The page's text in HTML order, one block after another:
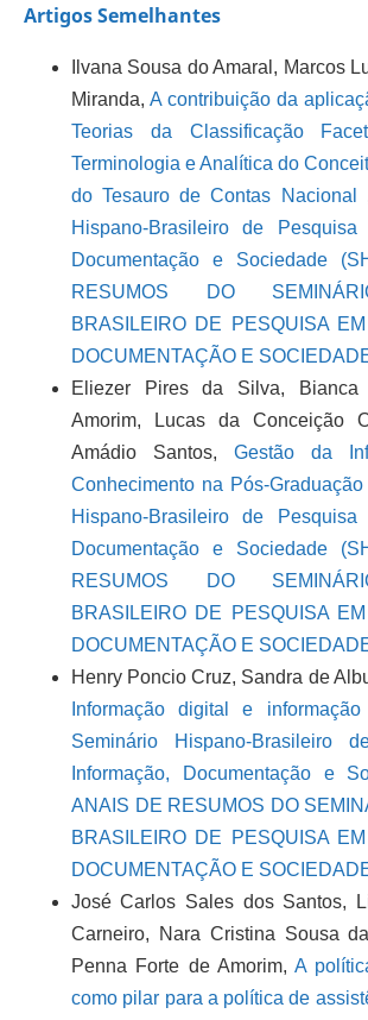
Artigos Semelhantes
Ilvana Sousa do Amaral, Marcos
Miranda, A contribuição da
Teorias da Classificação
Terminologia e Analítica do
do Tesauro de Contas Nacional
Hispano-Brasileiro de Pesquisa
Documentação e Sociedade
RESUMOS DO
BRASILEIRO DE PESQUISA
DOCUMENTAÇÃO E
Eliezer Pires da Silva, Bianca
Amorim, Lucas da Conceição
Amádio Santos, Gestão da
Conhecimento na Pós-Graduação
Hispano-Brasileiro de Pesquisa
Documentação e Sociedade
RESUMOS DO
BRASILEIRO DE PESQUISA
DOCUMENTAÇÃO E
Henry Poncio Cruz, Sandra de
Informação digital e
Seminário Hispano-Brasileiro
Informação, Documentação e
ANAIS DE RESUMOS DO
BRASILEIRO DE PESQUISA
DOCUMENTAÇÃO E
José Carlos Sales dos Santos,
Carneiro, Nara Cristina Sousa
Penna Forte de Amorim,A
como pilar para a política de